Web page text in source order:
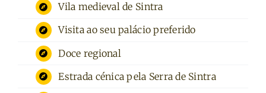
Vila medieval de Sintra
Visita ao seu palácio preferido
Doce regional
Estrada cénica pela Serra de Sintra